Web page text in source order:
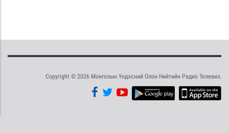
Copyright © 2026 Монголын Үндэсний Олон Нийтийн Радио Телевиз.